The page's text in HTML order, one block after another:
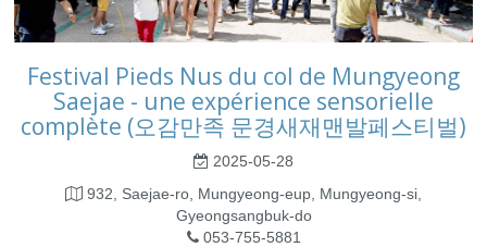
Festival Pieds Nus du col de Mungyeong
Saejae - une expérience sensorielle
complète (오감만족 문경새재맨발페스티벌)
2025-05-28
932, Saejae-ro, Mungyeong-eup, Mungyeong-si,
Gyeongsangbuk-do
053-755-5881